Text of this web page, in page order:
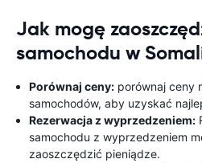
Jak mogę
samochodu w
Porównaj ceny: porównaj ceny
samochodów, aby uzyskać
Rezerwacja z wyprzedzeniem:
samochodu z wyprzedzeniem
zaoszczędzić pieniądze.